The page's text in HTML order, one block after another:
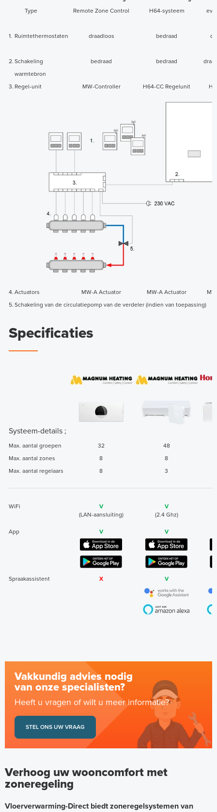
Type
Remote Zone Control H64-systeem
1. Ruimtethermostaten draadloos bedraad
2. Schakeling
warmtebron
bedraad bedraad
3. Regel-unit MW-Controller H64-CC Regelunit
4. Actuators MW-A Actuator MW-A Actuator
5. Schakeling van de circulatiepomp van de verdeler (indien van toepassing)
Specificaties
Systeem-details ;
Max. aantal groepen 32
48
Max. aantal zones
8
8
Max. aantal regelaars
8 3
WiFi V
V
(LAN-aansluiting)
(2.4 Ghz)
App V V
Spraakassistent X V
Vakkundig advies nodig
van onze specialisten?
Heeft u vragen of wilt u meer informatie?
STEL ONS UW VRAAG
Verhoog uw wooncomfort met
zoneregeling
Vloerverwarming-Direct biedt zoneregelsystemen van